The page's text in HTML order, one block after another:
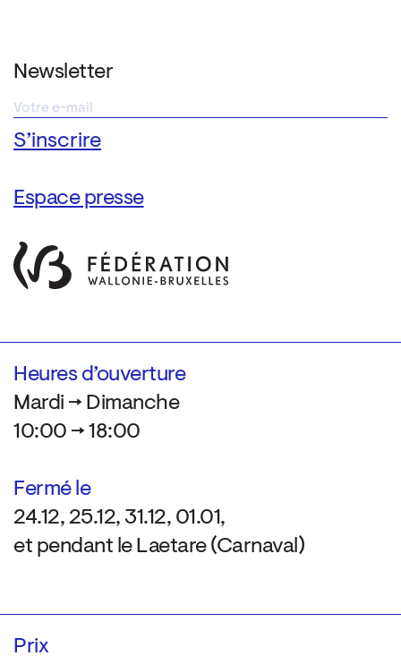
Newsletter
Espace presse
Heures d’ouverture
Mardi → Dimanche
10:00 → 18:00
Fermé le
24.12, 25.12, 31.12, 01.01,
et pendant le Laetare (Carnaval)
Prix